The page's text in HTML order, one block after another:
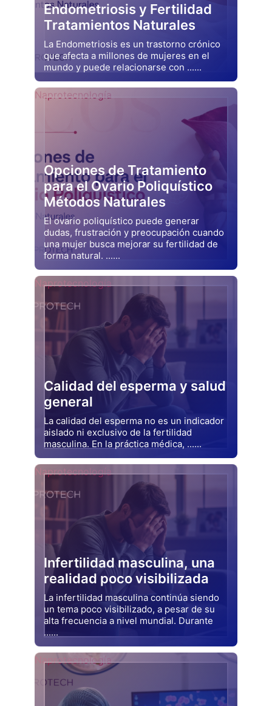
Endometriosis y Fertilidad
Tratamientos Naturales
La Endometriosis es un trastorno crónico
que afecta a millones de mujeres en el
mundo y puede relacionarse con ......
Drjluquerna
Opciones de Tratamiento
para el Ovario Poliquístico
Métodos Naturales
El ovario poliquístico puede generar
dudas, frustración y preocupación cuando
una mujer busca mejorar su fertilidad de
forma natural. ......
Drjluquerna
Naprotecnología
Calidad del esperma y salud
general
La calidad del esperma no es un indicador
aislado ni exclusivo de la fertilidad
masculina. En la práctica médica, ......
Drjluquerna
Naprotecnología
Infertilidad masculina, una
realidad poco visibilizada
La infertilidad masculina continúa siendo
un tema poco visibilizado, a pesar de su
alta frecuencia a nivel mundial. Durante
......
Drjluquerna
Naprotecnología
Naprotecnología